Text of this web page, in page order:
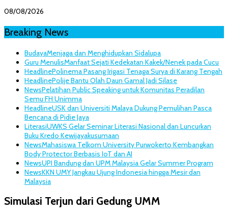
08/08/2026
Breaking News
BudayaMenjaga dan Menghidupkan Sidalupa
Guru MenulisManfaat Sejati Kedekatan Kakek/Nenek pada Cucu
HeadlinePolinema Pasang Irigasi Tenaga Surya di Karang Tengah
HeadlinePolije Bantu Olah Daun Gamal Jadi Silase
NewsPelatihan Public Speaking untuk Komunitas Peradilan
Semu FH Unimma
HeadlineUSK dan Universiti Malaya Dukung Pemulihan Pasca
Bencana di Pidie Jaya
LiterasiUWKS Gelar Seminar Literasi Nasional dan Luncurkan
Buku Kredo Kewijayakusumaan
NewsMahasiswa Telkom University Purwokerto Kembangkan
Body Protector Berbasis IoT dan AI
NewsUPI Bandung dan UPM Malaysia Gelar Summer Program
NewsKKN UMY Jangkau Ujung Indonesia hingga Mesir dan
Malaysia
Simulasi Terjun dari Gedung UMM